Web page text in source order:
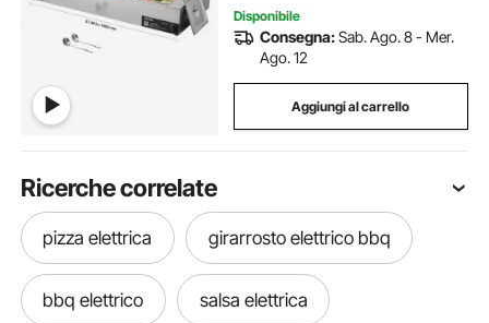
Disponibile
Consegna:Sab. Ago. 8 - Mer.
Ago. 12
Aggiungi al carrello
Ricerche correlate
pizza elettrica girarrosto elettrico bbq
bbq elettrico salsa elettrica